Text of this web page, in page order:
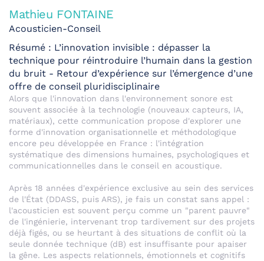
Mathieu FONTAINE
Acousticien-Conseil
Résumé : L’innovation invisible : dépasser la
technique pour réintroduire l’humain dans la gestion
du bruit - Retour d’expérience sur l’émergence d’une
offre de conseil pluridisciplinaire
Alors que l'innovation dans l'environnement sonore est
souvent associée à la technologie (nouveaux capteurs, IA,
matériaux), cette communication propose d'explorer une
forme d'innovation organisationnelle et méthodologique
encore peu développée en France : l'intégration
systématique des dimensions humaines, psychologiques et
communicationnelles dans le conseil en acoustique.
Après 18 années d'expérience exclusive au sein des services
de l'État (DDASS, puis ARS), je fais un constat sans appel :
l'acousticien est souvent perçu comme un "parent pauvre"
de l'ingénierie, intervenant trop tardivement sur des projets
déjà figés, ou se heurtant à des situations de conflit où la
seule donnée technique (dB) est insuffisante pour apaiser
la gêne. Les aspects relationnels, émotionnels et cognitifs